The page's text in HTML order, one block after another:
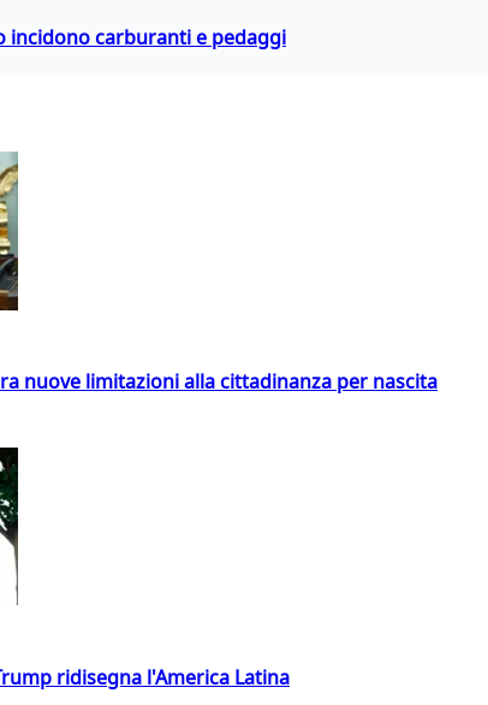
incidono carburanti e pedaggi
nuove limitazioni alla cittadinanza per nascita
ridisegna l'America Latina